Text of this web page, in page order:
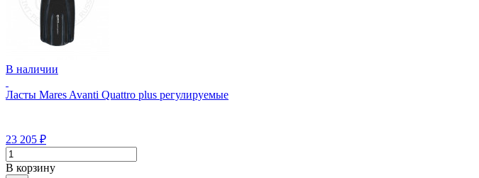
В наличии
Ласты Mares Avanti Quattro plus регулируемые
23 205 ₽
В корзину